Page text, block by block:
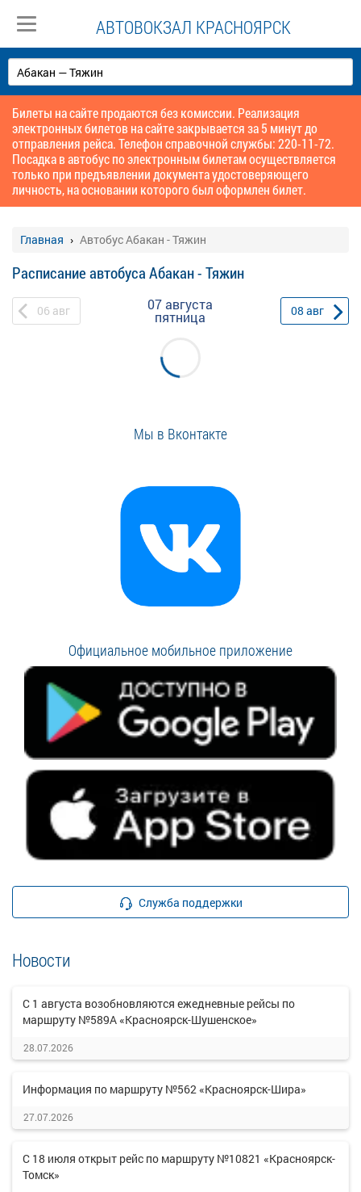
АВТОВОКЗАЛ КРАСНОЯРСК
Билеты на сайте продаются без комиссии. Реализация
электронных билетов на сайте закрывается за 5 минут до
отправления рейса. Телефон справочной службы: 220-11-72.
Посадка в автобус по электронным билетам осуществляется
только при предъявлении документа удостоверяющего
личность, на основании которого был оформлен билет.
Главная Автобус Абакан - Тяжин
Расписание автобуса Абакан - Тяжин
06 авг 07 августа
пятница 08 авг
Мы в Вконтакте
Официальное мобильное приложение
Служба поддержки
Новости
С 1 августа возобновляются ежедневные рейсы по
маршруту №589А «Красноярск-Шушенское»
28.07.2026
Информация по маршруту №562 «Красноярск-Шира»
27.07.2026
С 18 июля открыт рейс по маршруту №10821 «Красноярск-
Томск»